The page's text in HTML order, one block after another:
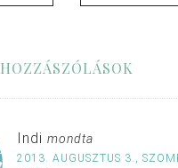
HOZZÁSZÓLÁSOK
Indi mondta
2013. AUGUSZTUS 3.,